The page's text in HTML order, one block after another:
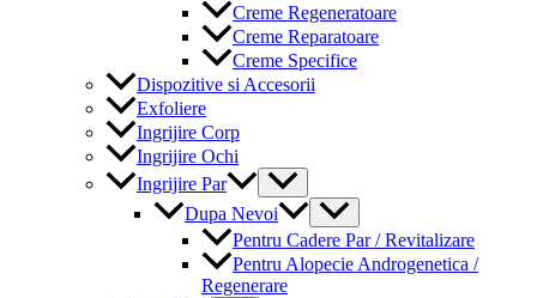
Creme Regeneratoare
Creme Reparatoare
Creme Specifice
Dispozitive si Accesorii
Exfoliere
Ingrijire Corp
Ingrijire Ochi
Ingrijire Par
Menu
Toggle
Dupa Nevoi
Menu
Toggle
Pentru Cadere Par / Revitalizare
Pentru Alopecie Androgenetica /
Regenerare